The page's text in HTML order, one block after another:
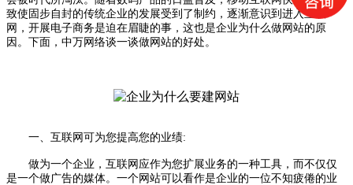
致使固步自封的传统企业的发展受到了制约，逐渐意识到进入互联
网，开展电子商务是迫在眉睫的事，这也是企业为什么做网站的原
因。下面，中万网络谈一谈做网站的好处。
一、互联网可为您提高您的业绩:
做为一个企业，互联网应作为您扩展业务的一种工具，而不仅仅
是一个做广告的媒体。一个网站可以看作是企业的一位不知疲倦的业